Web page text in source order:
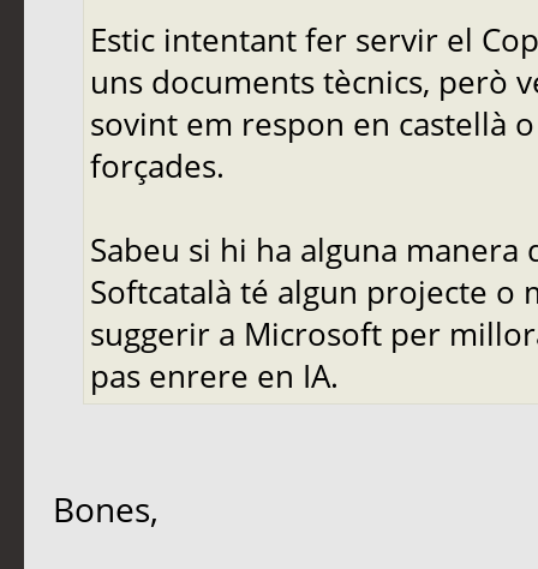
Estic intentant fer servir el
uns documents tècnics, però
sovint em respon en castellà
forçades.
Sabeu si hi ha alguna
Softcatalà té algun projecte o
suggerir a Microsoft per
pas enrere en IA.
Bones,